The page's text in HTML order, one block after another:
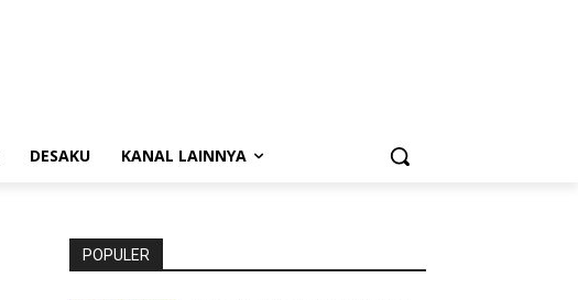
DESAKU KANAL LAINNYA
POPULER